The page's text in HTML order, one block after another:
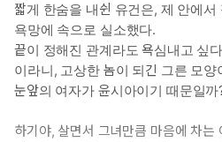
짧게 한숨을 내쉰 유건은, 제 안에
욕망에 속으로 실소했다.
끝이 정해진 관계라도 욕심내고 싶
이라니, 고상한 놈이 되긴 그른 모양
눈앞의 여자가 윤시아이기 때문일까
하기야, 살면서 그녀만큼 마음에 차는